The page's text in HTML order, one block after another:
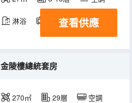
淋浴 電視機 冰箱
查看供應
金陵樓總統套房
270㎡ 29層 空調